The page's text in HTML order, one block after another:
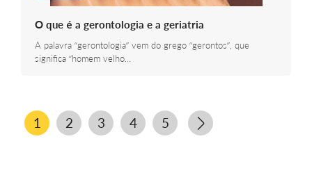
O que é a gerontologia e a geriatria
A palavra “gerontologia” vem do grego “gerontos”, que
significa “homem velho…
1 2 3 4 5